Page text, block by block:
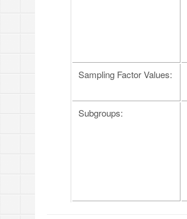
Sampling Factor Values:
Subgroups: